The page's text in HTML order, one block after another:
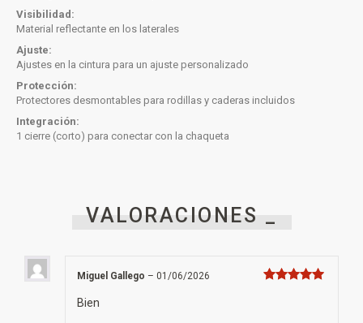
Visibilidad:
Material reflectante en los laterales
Ajuste:
Ajustes en la cintura para un ajuste personalizado
Protección:
Protectores desmontables para rodillas y caderas incluidos
Integración:
1 cierre (corto) para conectar con la chaqueta
VALORACIONES _
Miguel Gallego – 01/06/2026
Bien